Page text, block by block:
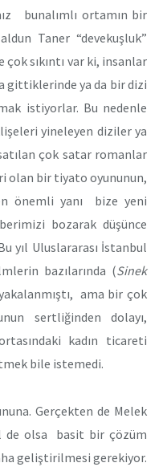
bunalımlı ortamın bir
Taner “devekuşluk”
sıkıntı var ki, insanlar
gittiklerinde ya da bir dizi
istiyorlar. Bu nedenle
yineleyen diziler ya
çok satar romanlar
olan bir tiyato oyununun,
önemli yanı bize yeni
bozarak düşünce
yıl Uluslararası İstanbul
bazılarında (Sinek
ama bir çok
sertliğinden dolayı,
kadın ticareti
bile istemedi.
Gerçekten de Melek
de olsa basit bir çözüm
geliştirilmesi gerekiyor.